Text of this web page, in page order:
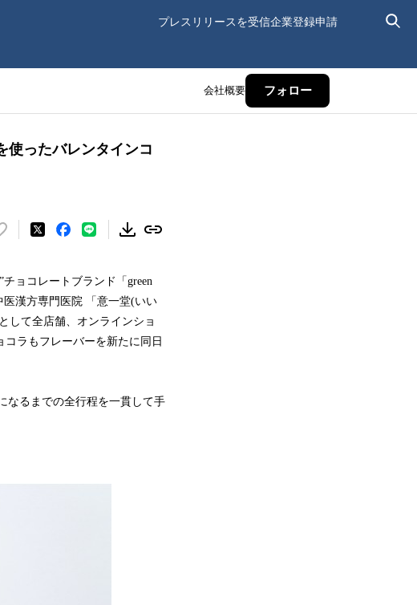
プレスリリースを受信企業登録申請
会社概要 フォロー
使ったバレンタインコ
！
を
ョコレートブランド「green
医漢方専門医院 「意一堂(いい
して全店舗、オンラインショ
ラもフレーバーを新たに同日
なるまでの全行程を一貫して手